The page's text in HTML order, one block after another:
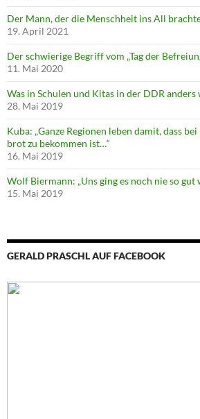
Der Mann, der die Menschheit ins All
19. April 2021
Der schwierige Begriff vom „Tag der
11. Mai 2020
Was in Schulen und Kitas in der DDR anders
28. Mai 2019
Kuba: „Ganze Regionen leben damit, dass
brot zu bekommen ist…“
16. Mai 2019
Wolf Biermann: „Uns ging es noch nie so gut
15. Mai 2019
GERALD PRASCHL AUF FACEBOOK